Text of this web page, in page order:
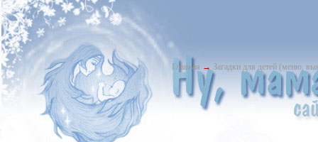
Главная → Загадки для детей (меню,